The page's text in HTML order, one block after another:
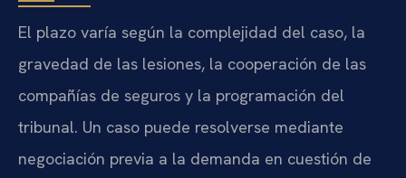
El plazo varía según la complejidad del caso, la
gravedad de las lesiones, la cooperación de las
compañías de seguros y la programación del
tribunal. Un caso puede resolverse mediante
negociación previa a la demanda en cuestión de